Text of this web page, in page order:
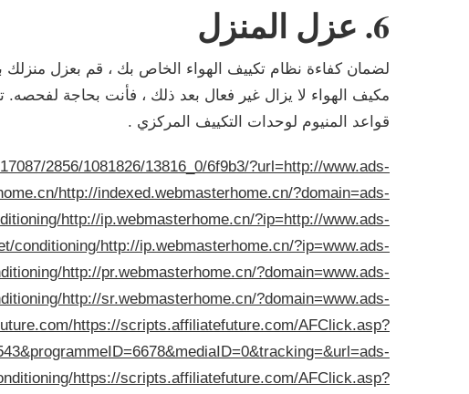
6. عزل المنزل
لضمان كفاءة نظام تكييف الهواء الخاص بك ، قم بعزل منزلك
مكيف الهواء لا يزال غير فعال بعد ذلك ، فأنت بحاجة لفحصه.
قواعد المنيوم لوحدات التكييف المركزي .
2856/1081826/13816_0/6f9b3/?url=http://www.ads-
http://indexed.webmasterhome.cn/?domain=ads-
http://ip.webmasterhome.cn/?ip=http://www.ads-
conditioning/http://ip.webmasterhome.cn/?ip=www.ads-
http://pr.webmasterhome.cn/?domain=www.ads-
http://sr.webmasterhome.cn/?domain=www.ads-
https://scripts.affiliatefuture.com/AFClick.asp?
https://scripts.affiliatefuture.com/AFClick.asp?